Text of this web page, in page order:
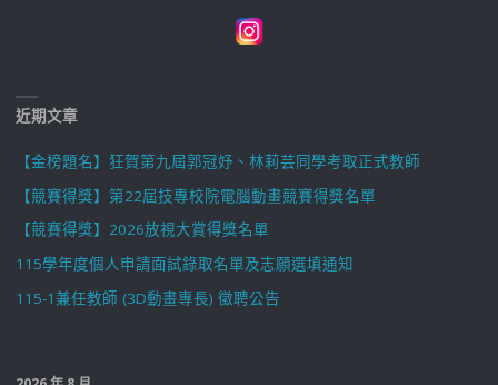
近期文章
【金榜題名】狂賀第九屆郭冠妤、林莉芸同學考取正式教師
【競賽得獎】第22屆技專校院電腦動畫競賽得獎名單
【競賽得獎】2026放視大賞得獎名單
115學年度個人申請面試錄取名單及志願選填通知
115-1兼任教師 (3D動畫專長) 徵聘公告